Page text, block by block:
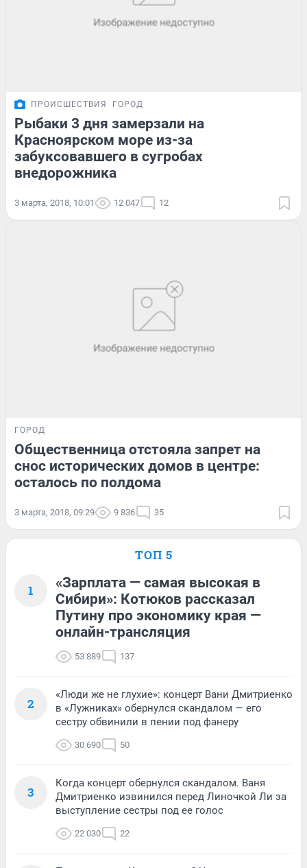
ПРОИСШЕСТВИЯ ГОРОД
Рыбаки 3 дня замерзали на
Красноярском море из-за
забуксовавшего в сугробах
внедорожника
3 марта, 2018, 10:01 12 047 12
ГОРОД
Общественница отстояла запрет на
снос исторических домов в центре:
осталось по полдома
3 марта, 2018, 09:29 9 836 35
ТОП 5
1
«Зарплата — самая высокая в
Сибири»: Котюков рассказал
Путину про экономику края —
онлайн-трансляция
53 889 137
2
«Люди же не глухие»: концерт Вани Дмитриенко
в «Лужниках» обернулся скандалом — его
сестру обвинили в пении под фанеру
30 690 50
3
Когда концерт обернулся скандалом. Ваня
Дмитриенко извинился перед Линочкой Ли за
выступление сестры под ее голос
22 030 22